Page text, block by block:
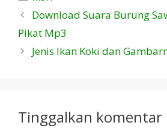
Download Suara Burung
Pikat Mp3
Jenis Ikan Koki dan
Tinggalkan komentar